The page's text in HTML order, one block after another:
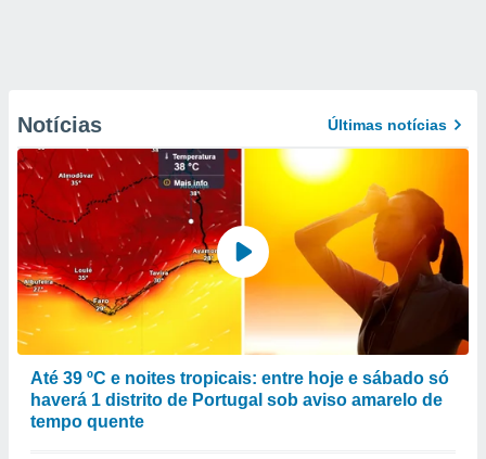
Notícias Últimas notícias
Até 39 ºC e noites tropicais: entre hoje e sábado só
haverá 1 distrito de Portugal sob aviso amarelo de
tempo quente